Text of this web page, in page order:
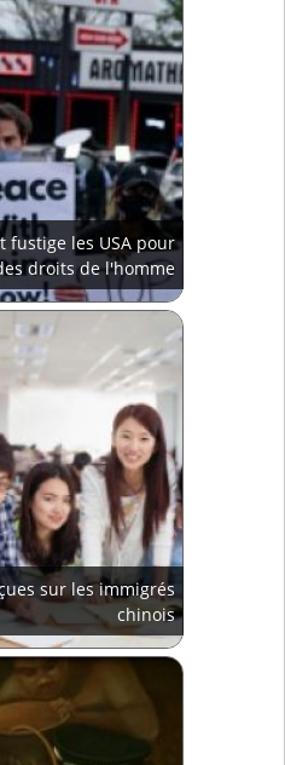
fustige les USA pour
droits de l'homme
sur les immigrés
chinois